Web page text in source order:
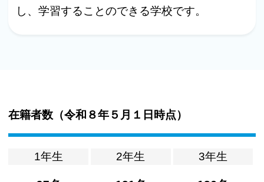
し、学習することのできる学校です。
在籍者数（令和８年５月１日時点）
1年生 2年生 3年生